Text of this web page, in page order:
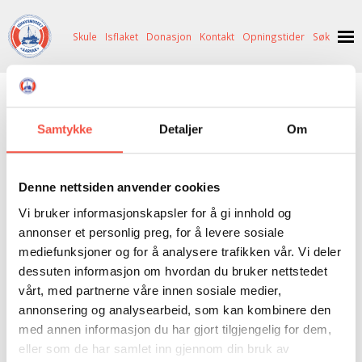
Samtykke Detaljer Om
Denne nettsiden anvender cookies
Vi bruker informasjonskapsler for å gi innhold og
annonser et personlig preg, for å levere sosiale
mediefunksjoner og for å analysere trafikken vår. Vi deler
dessuten informasjon om hvordan du bruker nettstedet
vårt, med partnerne våre innen sosiale medier,
annonsering og analysearbeid, som kan kombinere den
med annen informasjon du har gjort tilgjengelig for dem,
eller som de har samlet inn gjennom din bruk av
NYHENDE
OM OSS
BESØK OSS
BILDE FRÅ MUSEET
UTSTILLINGAR
ISHAVSSKUTA AARVAK
OVERVINTRINGSFANGST PÅ NORDAUST-GRØNLAND
RAGNAR THORSETH – LEVD LIV
SVART GULL I BRANDAL CITY
ARRANGEMENT
UTLEIGE
HISTORIKK
ISHAVSMUSEETS VENNER
HISTORIE
FORTELLINGAR
SVALBARD
NORDØST-GRØNLAND
SELFANGST
PETER S. BRANDAL
BILDEGALLERI
NETTBUTIKK
SKUTEKATALOG
ARRANGEMENT
UTLEIGE
SKULEBESØK
ISFLAKET
Skule Isflaket Donasjon Kontakt Opningstider Søk
INGEN
VARE(R) I DIN HANDLEKORG
Stormkake
Stormkake
Av John Giæver